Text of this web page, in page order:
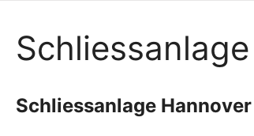
Schliessanlage